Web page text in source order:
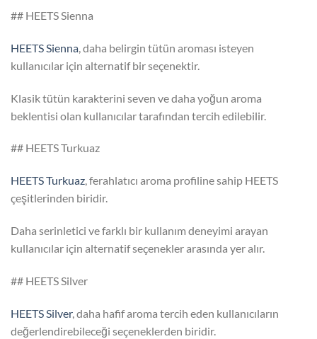
## HEETS Sienna
HEETS Sienna, daha belirgin tütün aroması isteyen
kullanıcılar için alternatif bir seçenektir.
Klasik tütün karakterini seven ve daha yoğun aroma
beklentisi olan kullanıcılar tarafından tercih edilebilir.
## HEETS Turkuaz
HEETS Turkuaz, ferahlatıcı aroma profiline sahip HEETS
çeşitlerinden biridir.
Daha serinletici ve farklı bir kullanım deneyimi arayan
kullanıcılar için alternatif seçenekler arasında yer alır.
## HEETS Silver
HEETS Silver, daha hafif aroma tercih eden kullanıcıların
değerlendirebileceği seçeneklerden biridir.